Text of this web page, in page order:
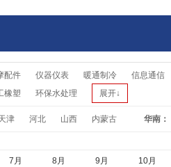
配件 仪器仪表 暖通制冷 信息通信
橡塑 环保水处理 展开↓
津 河北 山西 内蒙古 华南：
7月 8月 9月 10月